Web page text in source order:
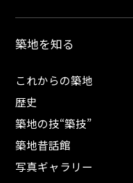
築地を知る
これからの築地
歴史
築地の技“築技”
築地昔話館
写真ギャラリー